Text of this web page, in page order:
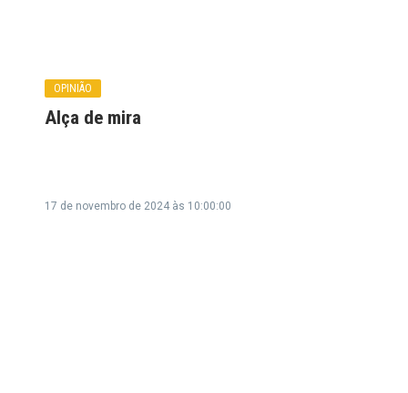
OPINIÃO
Alça de mira
17 de novembro de 2024 às 10:00:00